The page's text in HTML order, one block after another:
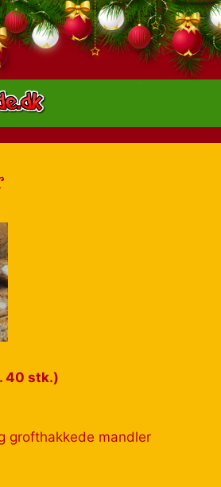
40 stk.)
grofthakkede mandler